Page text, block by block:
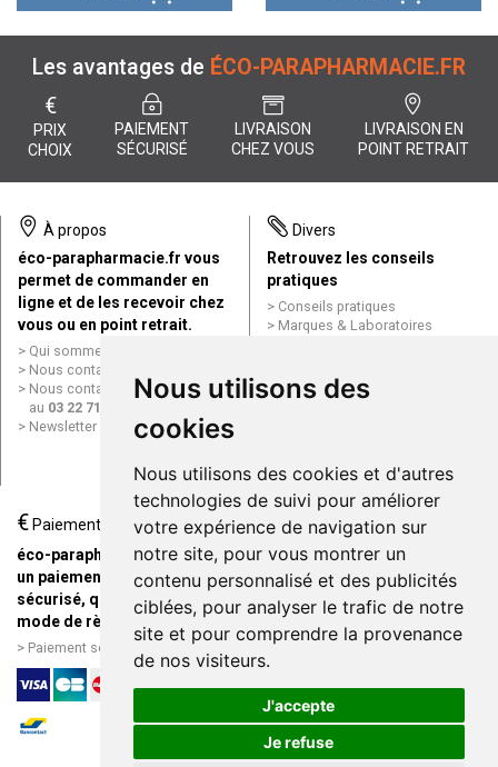
Nous utilisons des
cookies
Nous utilisons des cookies et d'autres
technologies de suivi pour améliorer
votre expérience de navigation sur
notre site, pour vous montrer un
contenu personnalisé et des publicités
ciblées, pour analyser le trafic de notre
site et pour comprendre la provenance
de nos visiteurs.
J'accepte
Je refuse
Les avantages de ÉCO-PARAPHARMACIE.FR
€
PRIX
CHOIX
PAIEMENT
SÉCURISÉ
LIVRAISON
CHEZ VOUS
LIVRAISON EN
POINT RETRAIT
À propos
éco-parapharmacie.fr vous
permet de commander en
ligne et de les recevoir chez
vous ou en point retrait.
Qui sommes nous ?
Nous contacter par e-mail
Nous contacter par téléphone
au 03 22 71 64 10
Newsletter
Divers
Retrouvez les conseils
pratiques
Conseils pratiques
Marques & Laboratoires
Mentions légales
Données personnelles
ligne
€ Paiement
éco-parapharmacie.fr offre
un paiement entièrement
sécurisé, quel que soit le
mode de règlement
Paiement sécurisé et simple
Livraison / Point retrait
Commandez en ligne et
recevez votre commande
rapidement chez vous ou en
point retrait
Livraison chez vous ou en